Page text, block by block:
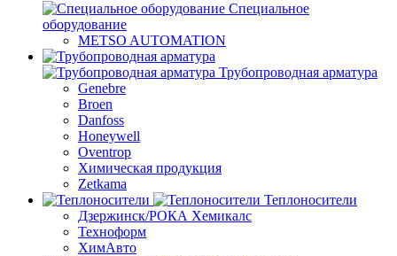
Специальное
оборудование
METSO AUTOMATION
Трубопроводная арматура
Genebre
Broen
Danfoss
Honeywell
Oventrop
Химическая продукция
Zetkama
Теплоносители
Дзержинск/РОКА Хемикалс
Техноформ
ХимАвто